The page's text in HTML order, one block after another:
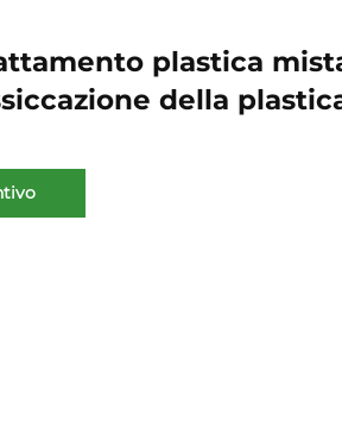
plastica
della